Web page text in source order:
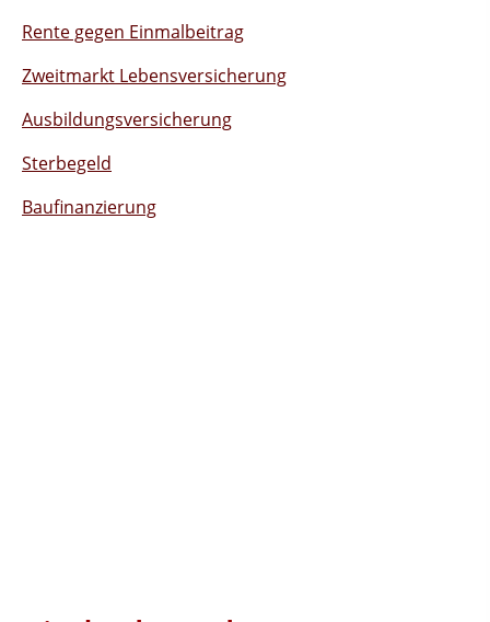
Rente gegen Einmalbeitrag
Zweitmarkt Lebensversicherung
Ausbildungsversicherung
Sterbegeld
Baufinanzierung